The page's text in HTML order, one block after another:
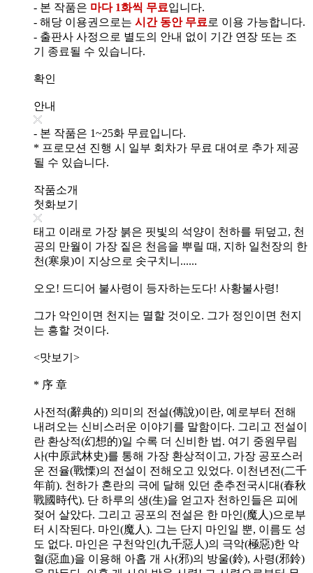
- 본 작품은 마다 1화씩 무료입니다.
- 해당 이용권으로는 시간 동안 무료 로 이용 가능합니다.
- 출판사 사정으로 별도의 안내 없이 기간 연장 또는 조
기 종료될 수 있습니다.
확인
안내
- 본 작품은 1~25화 무료입니다.
* 프로모션 진행 시 일부 회차가 무료 대여로 추가 제공
될 수 있습니다.
작품소개
첫화보기
태고 이래로 가장 붉은 핏빛의 석양이 천하를 뒤덮고, 천
공의 만월이 가장 짙은 천음을 뿌릴 때, 지하 일천장의 한
천(寒泉)이 지상으로 솟구치니......
오오! 드디어 불사령이 등자하는도다! 사황불사령!
그가 악인이면 천지는 멸할 것이오. 그가 정인이면 천지
는 흥할 것이다.
<맛보기>
* 序 章
사전적(辭典的) 의미의 전설(傳說)이란, 예로부터 전해
내려오는 신비스러운 이야기를 말함이다. 그리고 전설이
란 환상적(幻想的)일 수록 더 신비한 법. 여기 중원무림
사(中原武林史)를 통해 가장 환상적이고, 가장 공포스러
운 전율(戰慄)의 전설이 전해오고 있었다. 이천년전(二千
年前). 천하가 혼란의 극에 달해 있던 춘추전국시대(春秋
戰國時代). 단 하루의 생(生)을 얻고자 천하인들은 피에
젖어 살았다. 그리고 공포의 전설은 한 마인(魔人)으로부
터 시작된다. 마인(魔人). 그는 단지 마인일 뿐, 이름도 성
도 없다. 마인은 구천악인(九千惡人)의 극악(極惡)한 악
혈(惡血)을 이용해 아홉 개 사(邪)의 방울(鈴), 사령(邪鈴)